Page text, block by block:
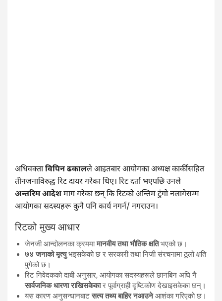
अधिवक्ताविपिन ढकालले आइतबार आयोगका अध्यक्ष कार्कीसहित
तीनजनाविरुद्ध रिट दायर गरेका थिए। रिट दर्ता भएपछि उनले
अन्तरिम आदेशमाग गरेका छन् कि रिटको अन्तिम टुंगो नलागेसम्म
आयोगका सदस्यहरू कुनै पनि कार्य नगर्न/ नगराउन।
रिटको मुख्य आधार
जेनजी आन्दोलनका क्रममामानवीय तथा भौतिक क्षतिभएको छ।
७४ जनाको मृत्युभइसकेको छ र सरकारी तथा निजी संरचनामा ठूलो क्षति
पुगेको छ।
रिट निवेदकको दाबी अनुसार, आयोगका सदस्यहरूले छानबिन अघि नै
सार्वजनिक धारणा राखिसकेकार पूर्वाग्राही दृष्टिकोण देखाइसकेका छन्।
यस कारण अनुसन्धानबाटसत्य तथ्य बाहिर नआउनेआशंका गरिएको छ।